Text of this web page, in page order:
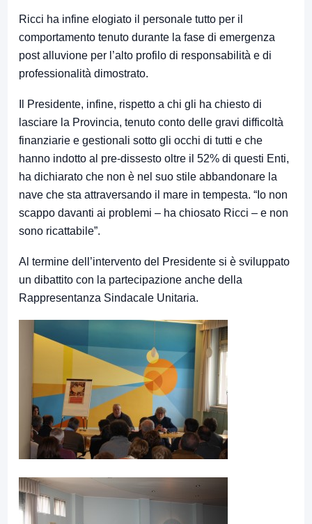
Ricci ha infine elogiato il personale tutto per il
comportamento tenuto durante la fase di emergenza
post alluvione per l’alto profilo di responsabilità e di
professionalità dimostrato.
Il Presidente, infine, rispetto a chi gli ha chiesto di
lasciare la Provincia, tenuto conto delle gravi difficoltà
finanziarie e gestionali sotto gli occhi di tutti e che
hanno indotto al pre-dissesto oltre il 52% di questi Enti,
ha dichiarato che non è nel suo stile abbandonare la
nave che sta attraversando il mare in tempesta. “Io non
scappo davanti ai problemi – ha chiosato Ricci – e non
sono ricattabile”.
Al termine dell’intervento del Presidente si è sviluppato
un dibattito con la partecipazione anche della
Rappresentanza Sindacale Unitaria.